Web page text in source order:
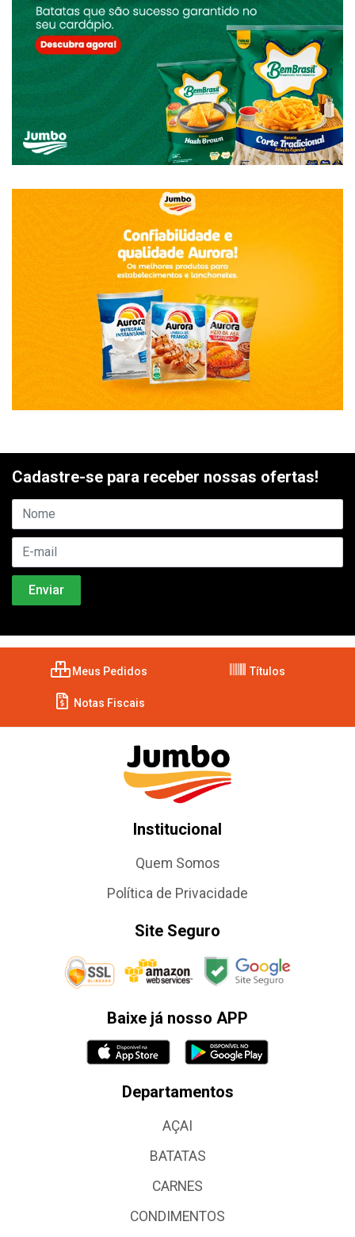
Cadastre-se para receber nossas ofertas!
Meus Pedidos Títulos
Notas Fiscais
Institucional
Quem Somos
Política de Privacidade
Site Seguro
Baixe já nosso APP
Departamentos
AÇAI
BATATAS
CARNES
CONDIMENTOS